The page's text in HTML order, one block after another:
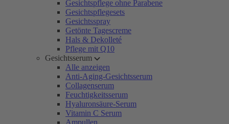
Gesichtspflege ohne Parabene
Gesichtspflegesets
Gesichtsspray
Getönte Tagescreme
Hals & Dekolleté
Pflege mit Q10
Gesichtsserum
Alle anzeigen
Anti-Aging-Gesichtsserum
Collagenserum
Feuchtigkeitsserum
Hyaluronsäure-Serum
Vitamin C Serum
Ampullen